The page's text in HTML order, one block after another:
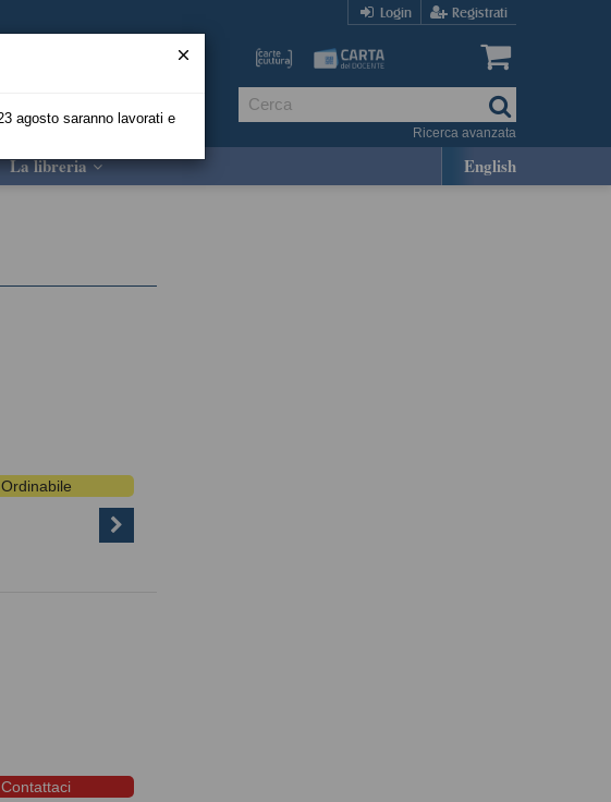
Login Registrati
Ricerca avanzata
La libreria English
Ordinabile
Contattaci
agosto saranno lavorati e